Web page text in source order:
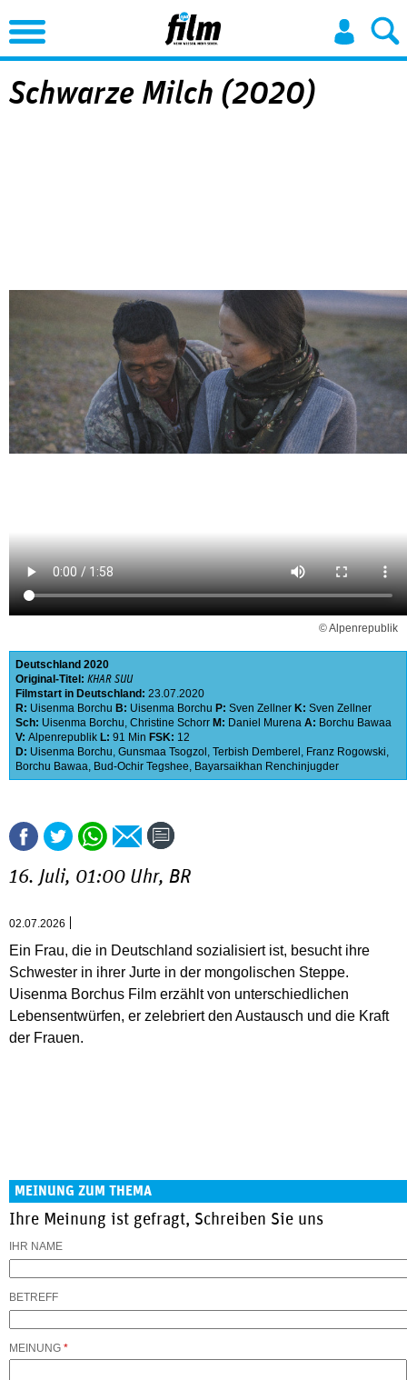
Jump to Navigation
Schwarze Milch (2020)
© Alpenrepublik
Deutschland 2020
Original-Titel: KHAR SUU
Filmstart in Deutschland: 23.07.2020
R: Uisenma Borchu B: Uisenma Borchu P: Sven Zellner K: Sven Zellner
Sch: Uisenma Borchu, Christine Schorr M: Daniel Murena A: Borchu Bawaa
V: Alpenrepublik L: 91 Min FSK: 12
D: Uisenma Borchu, Gunsmaa Tsogzol , Terbish Demberel , Franz Rogowski,
Borchu Bawaa, Bud-Ochir Tegshee, Bayarsaikhan Renchinjugder
16. Juli, 01:00 Uhr, BR
02.07.2026
Ein Frau, die in Deutschland sozialisiert ist, besucht ihre
Schwester in ihrer Jurte in der mongolischen Steppe.
Uisenma Borchus Film erzählt von unterschiedlichen
Lebensentwürfen, er zelebriert den Austausch und die Kraft
der Frauen.
MEINUNG ZUM THEMA
Ihre Meinung ist gefragt, Schreiben Sie uns
IHR NAME
BETREFF
MEINUNG *